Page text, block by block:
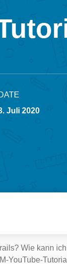
Juli 2020
Wie kann
YouTube-